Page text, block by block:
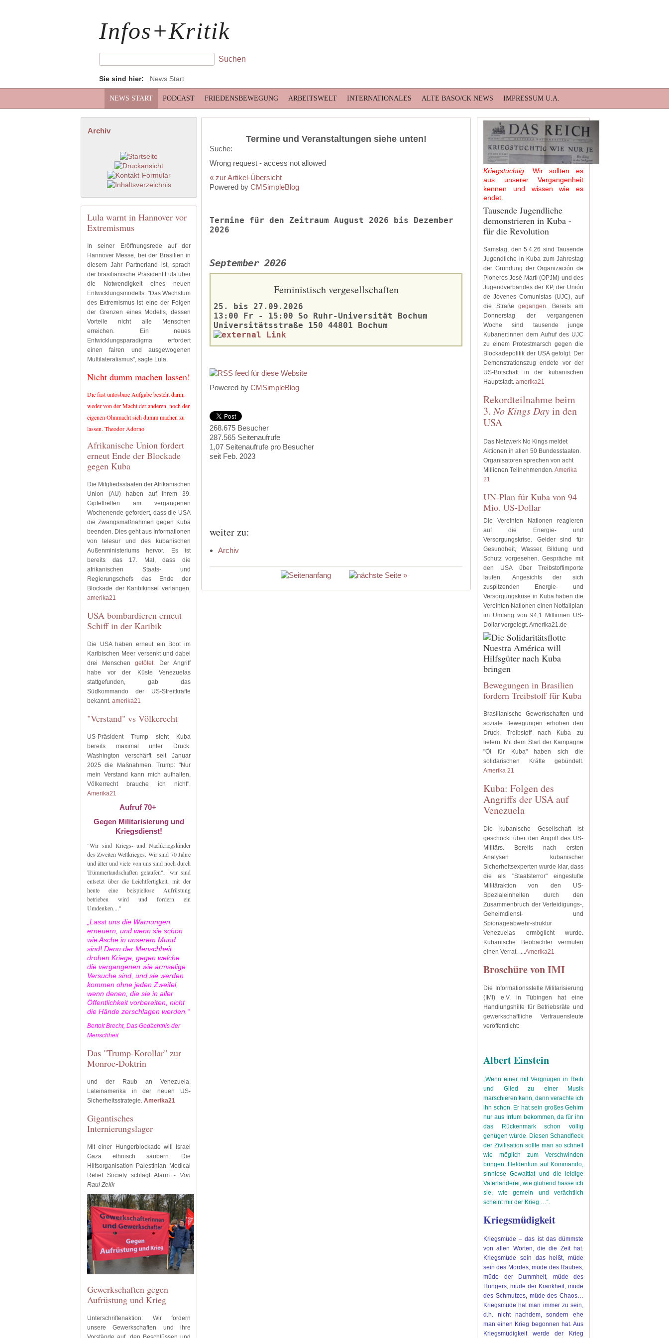
Infos+Kritik
Sie sind hier: News Start
NEWS START PODCAST FRIEDENSBEWEGUNG ARBEITSWELT INTERNATIONALES ALTE BASO/CK NEWS IMPRESSUM U.A.
Archiv
Lula warnt in Hannover vor
Extremismus
In seiner Eröffnungsrede auf der
Hannover Messe, bei der Brasilien in
diesem Jahr Partnerland ist, sprach
der brasilianische Präsident Lula über
die Notwendigkeit eines neuen
Entwicklungsmodells. "Das Wachstum
des Extremismus ist eine der Folgen
der Grenzen eines Modells, dessen
Vorteile nicht alle Menschen
erreichen. Ein neues
Entwicklungsparadigma erfordert
einen fairen und ausgewogenen
Multilateralismus", sagte Lula.
Nicht dumm machen lassen!
Die fast unlösbare Aufgabe besteht darin,
weder von der Macht der anderen, noch der
eigenen Ohnmacht sich dumm machen zu
lassen. Theodor Adorno
Afrikanische Union fordert
erneut Ende der Blockade
gegen Kuba
Die Mitgliedsstaaten der Afrikanischen
Union (AU) haben auf ihrem 39.
Gipfeltreffen am vergangenen
Wochenende gefordert, dass die USA
die Zwangsmaßnahmen gegen Kuba
beenden. Dies geht aus Informationen
von telesur und des kubanischen
Außenministeriums hervor. Es ist
bereits das 17. Mal, dass die
afrikanischen Staats- und
Regierungschefs das Ende der
Blockade der Karibikinsel verlangen.
amerika21
USA bombardieren erneut
Schiff in der Karibik
Die USA haben erneut ein Boot im
Karibischen Meer versenkt und dabei
drei Menschen getötet. Der Angriff
habe vor der Küste Venezuelas
stattgefunden, gab das
Südkommando der US-Streitkräfte
bekannt. amerika21
"Verstand" vs Völkerecht
US-Präsident Trump sieht Kuba
bereits maximal unter Druck.
Washington verschärft seit Januar
2025 die Maßnahmen. Trump: "Nur
mein Verstand kann mich aufhalten,
Völkerrecht brauche ich nicht".
Amerika21
Aufruf 70+
Gegen Militarisierung und
Kriegsdienst!
"Wir sind Kriegs- und Nachkriegskinder
des Zweiten Weltkrieges. Wir sind 70 Jahre
und älter und viele von uns sind noch durch
Trümmerlandschaften gelaufen", "wir sind
entsetzt über die Leichtfertigkeit, mit der
heute eine beispiellose Aufrüstung
betrieben wird und fordern ein
Umdenken...."
„Lasst uns die Warnungen
erneuern, und wenn sie schon
wie Asche in unserem Mund
sind! Denn der Menschheit
drohen Kriege, gegen welche
die vergangenen wie armselige
Versuche sind, und sie werden
kommen ohne jeden Zweifel,
wenn denen, die sie in aller
Öffentlichkeit vorbereiten, nicht
die Hände zerschlagen werden.“
Bertolt Brecht, Das Gedächtnis der
Menschheit
Das "Trump-Korollar" zur
Monroe-Doktrin
und der Raub an Venezuela.
Lateinamerika in der neuen US-
Sicherheitsstrategie. Amerika21
Gigantisches
Internierungslager
Mit einer Hungerblockade will Israel
Gaza ethnisch säubern. Die
Hilfsorganisation Palestinian Medical
Relief Society schlägt Alarm - Von
Raul Zelik
Gewerkschaften gegen
Aufrüstung und Krieg
Unterschriftenaktion: Wir fordern
unsere Gewerkschaften und ihre
Termine und Veranstaltungen siehe unten!
Suche:
Wrong request - access not allowed
« zur Artikel-Übersicht
Powered by CMSimpleBlog
Termine für den Zeitraum August 2026 bis Dezember
2026
September 2026
Feministisch vergesellschaften
25. bis 27.09.2026
13:00 Fr - 15:00 So Ruhr-Universität Bochum
Universitätsstraße 150 44801 Bochum
Powered by CMSimpleBlog
268.675 Besucher
287.565 Seitenaufrufe
1,07 Seitenaufrufe pro Besucher
seit Feb. 2023
weiter zu:
Archiv
Kriegstüchtig . Wir sollten es
aus unserer Vergangenheit
kennen und wissen wie es
endet.
Tausende Jugendliche
demonstrieren in Kuba -
für die Revolution
Samstag, den 5.4.26 sind Tausende
Jugendliche in Kuba zum Jahrestag
der Gründung der Organización de
Pioneros José Martí (OPJM) und des
Jugendverbandes der KP, der Unión
de Jóvenes Comunistas (UJC), auf
die Straße gegangen.
Bereits am
Donnerstag der vergangenen
Woche sind tausende junge
Kubaner:innen dem Aufruf des UJC
zu einem Protestmarsch gegen die
Blockadepolitik der USA gefolgt. Der
Demonstrationszug endete vor der
US-Botschaft in der kubanischen
Hauptstadt. amerika21
Rekordteilnahme beim
3.No Kings Dayin den
USA
Das Netzwerk No Kings meldet
Aktionen in allen 50 Bundesstaaten.
Organisatoren sprechen von acht
Millionen Teilnehmenden.Amerika
21
UN-Plan für Kuba von 94
Mio. US-Dollar
Die Vereinten Nationen reagieren
auf die Energie- und
Versorgungskrise. Gelder sind für
Gesundheit, Wasser, Bildung und
Schutz vorgesehen. Gespräche mit
den USA über Treibstoffimporte
laufen. Angesichts der sich
zuspitzenden Energie- und
Versorgungskrise in Kuba haben die
Vereinten Nationen einen Notfallplan
im Umfang von 94,1 Millionen US-
Dollar vorgelegt. Amerika21.de
Bewegungen in Brasilien
fordern Treibstoff für Kuba
Brasilianische Gewerkschaften und
soziale Bewegungen erhöhen den
Druck, Treibstoff nach Kuba zu
liefern. Mit dem Start der Kampagne
"Öl für Kuba" haben sich die
solidarischen Kräfte gebündelt.
Amerika 21
Kuba: Folgen des
Angriffs der USA auf
Venezuela
Die kubanische Gesellschaft ist
geschockt über den Angriff des US-
Militärs. Bereits nach ersten
Analysen kubanischer
Sicherheitsexperten wurde klar, dass
die als "Staatsterror" eingestufte
Militäraktion von den US-
Spezialeinheiten durch den
Zusammenbruch der Verteidigungs-,
Geheimdienst- und
Spionageabwehr-struktur
Venezuelas ermöglicht wurde.
Kubanische Beobachter vermuten
einen Verrat. ....Amerika21
Broschüre von IMI
Die Informationsstelle Militarisierung
(IMI) e.V. in Tübingen hat eine
Handlungshilfe für Betriebsräte und
gewerkschaftliche Vertrauensleute
veröffentlicht:
Albert Einstein
„Wenn einer mit Vergnügen in Reih
und Glied zu einer Musik
marschieren kann, dann verachte ich
ihn schon. Er hat sein großes Gehirn
nur aus Irrtum bekommen, da für ihn
das Rückenmark schon völlig
genügen würde. Diesen Schandfleck
der Zivilisation sollte man so schnell
wie möglich zum Verschwinden
bringen. Heldentum auf Kommando,
sinnlose Gewalttat und die leidige
Vaterländerei, wie glühend hasse ich
sie, wie gemein und verächtlich
scheint mir der Krieg …“.
Kriegsmüdigkeit
Kriegsmüde – das ist das dümmste
von allen Worten, die die Zeit hat.
Kriegsmüde sein das heißt, müde
sein des Mordes, müde des Raubes,
müde der Dummheit, müde des
Hungers, müde der Krankheit, müde
des Schmutzes, müde des Chaos…
Kriegsmüde hat man immer zu sein,
d.h. nicht nachdem, sondern ehe
man einen Krieg begonnen hat. Aus
Kriegsmüdigkeit werde der Krieg